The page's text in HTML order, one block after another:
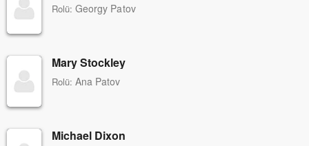
Rolü: Georgy Patov
Mary Stockley
Rolü: Ana Patov
Michael Dixon